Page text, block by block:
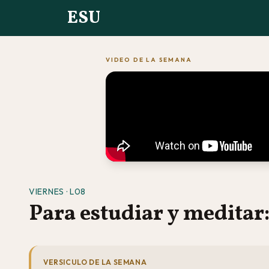
ESU
VIDEO DE LA SEMANA
VIERNES · L08
Para estudiar y meditar:
VERSICULO DE LA SEMANA